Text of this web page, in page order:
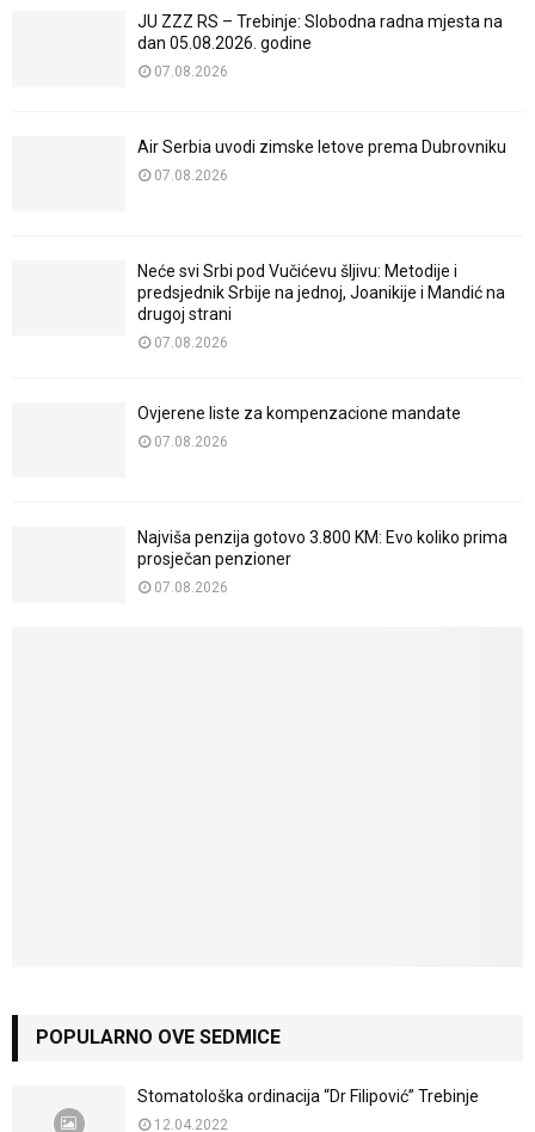
JU ZZZ RS – Trebinje: Slobodna radna mjesta na
dan 05.08.2026. godine
07.08.2026
Air Serbia uvodi zimske letove prema Dubrovniku
07.08.2026
Neće svi Srbi pod Vučićevu šljivu: Metodije i
predsjednik Srbije na jednoj, Joanikije i Mandić na
drugoj strani
07.08.2026
Ovjerene liste za kompenzacione mandate
07.08.2026
Najviša penzija gotovo 3.800 KM: Evo koliko prima
prosječan penzioner
07.08.2026
POPULARNO OVE SEDMICE
Stomatološka ordinacija “Dr Filipović” Trebinje
12.04.2022